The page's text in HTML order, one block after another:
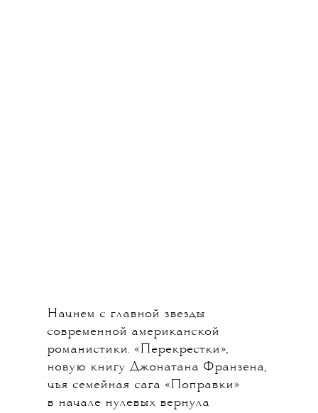
Начнем с главной звезды
современной американской
романистики. «Перекрестки»,
новую книгу Джонатана Франзена,
чья семейная сага «Поправки»
в начале нулевых вернула